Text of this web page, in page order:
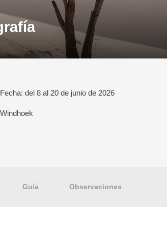
Fecha: del 8 al 20 de junio de 2026
Windhoek
Guía Observaciones